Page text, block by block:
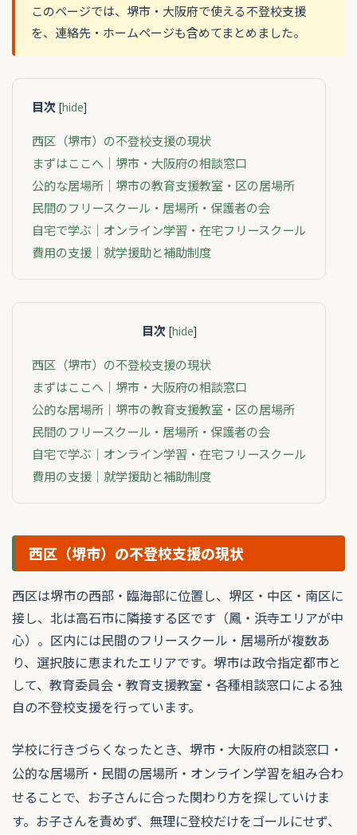
このページでは、堺市・大阪府で使える不登校支援
を、連絡先・ホームページも含めてまとめました。
目次 [hide]
西区（堺市）の不登校支援の現状
まずはここへ｜堺市・大阪府の相談窓口
公的な居場所｜堺市の教育支援教室・区の居場所
民間のフリースクール・居場所・保護者の会
自宅で学ぶ｜オンライン学習・在宅フリースクール
費用の支援｜就学援助と補助制度
目次 [hide]
西区（堺市）の不登校支援の現状
まずはここへ｜堺市・大阪府の相談窓口
公的な居場所｜堺市の教育支援教室・区の居場所
民間のフリースクール・居場所・保護者の会
自宅で学ぶ｜オンライン学習・在宅フリースクール
費用の支援｜就学援助と補助制度
西区（堺市）の不登校支援の現状
西区は堺市の西部・臨海部に位置し、堺区・中区・南区に
接し、北は高石市に隣接する区です（鳳・浜寺エリアが中
心）。区内には民間のフリースクール・居場所が複数あ
り、選択肢に恵まれたエリアです。堺市は政令指定都市と
して、教育委員会・教育支援教室・各種相談窓口による独
自の不登校支援を行っています。
学校に行きづらくなったとき、堺市・大阪府の相談窓口・
公的な居場所・民間の居場所・オンライン学習を組み合わ
せることで、お子さんに合った関わり方を探していけま
す。お子さんを責めず、無理に登校だけをゴールにせず、